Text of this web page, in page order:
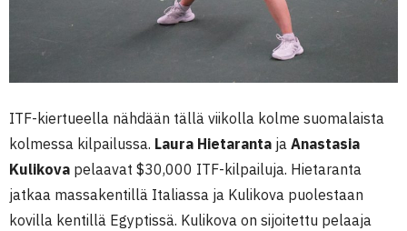
ITF-kiertueella nähdään tällä viikolla kolme suomalaista
kolmessa kilpailussa. Laura Hietaranta ja Anastasia
Kulikova pelaavat $30,000 ITF-kilpailuja. Hietaranta
jatkaa massakentillä Italiassa ja Kulikova puolestaan
kovilla kentillä Egyptissä. Kulikova on sijoitettu pelaaja